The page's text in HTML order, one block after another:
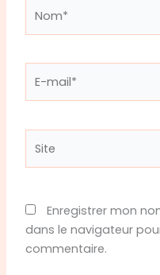
mail*
Enregistrer mon
dans le navigateur
commentaire.